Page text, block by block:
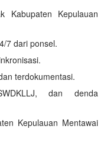
Kabupaten Kepulauan
7 dari ponsel.
terdokumentasi.
dan denda
Kepulauan Mentawai